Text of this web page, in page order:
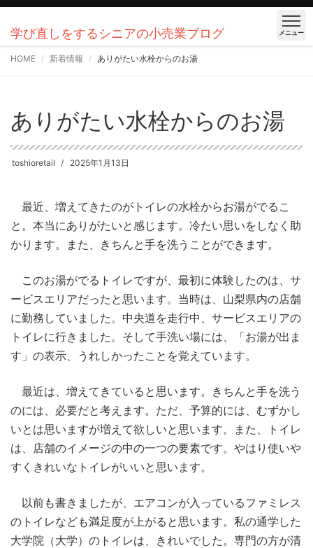
学び直しをするシニアの小売業ブログ メニュー
HOME 新着情報 ありがたい水栓からのお湯
ありがたい水栓からのお湯
toshioretail 2025年1月13日
最近、増えてきたのがトイレの水栓からお湯がでるこ
と。本当にありがたいと感じます。冷たい思いをしなく助
かります。また、きちんと手を洗うことができます。
このお湯がでるトイレですが、最初に体験したのは、サ
ービスエリアだったと思います。当時は、山梨県内の店舗
に勤務していました。中央道を走行中、サービスエリアの
トイレに行きました。そして手洗い場には、「お湯が出ま
す」の表示、うれしかったことを覚えています。
最近は、増えてきていると思います。きちんと手を洗う
のには、必要だと考えます。ただ、予算的には、むずかし
いとは思いますが増えて欲しいと思います。また、トイレ
は、店舗のイメージの中の一つの要素です。やはり使いや
すくきれいなトイレがいいと思います。
以前も書きましたが、エアコンが入っているファミレス
のトイレなども満足度が上がると思います。私の通学した
大学院（大学）のトイレは、きれいでした。専門の方が清